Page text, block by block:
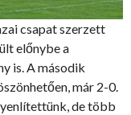
csapat szerzett
előnybe a
is. A második
már 2-0.
de több